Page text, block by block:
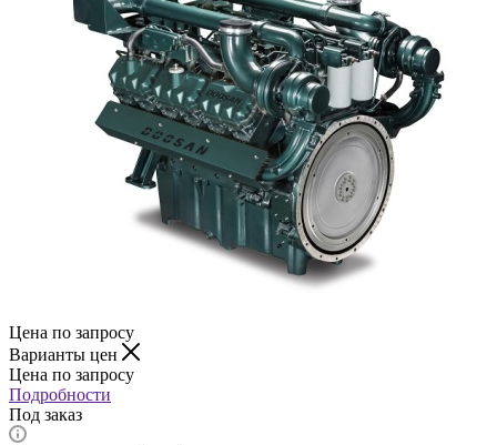
Цена по запросу
Варианты цен
Цена по запросу
Подробности
Под заказ